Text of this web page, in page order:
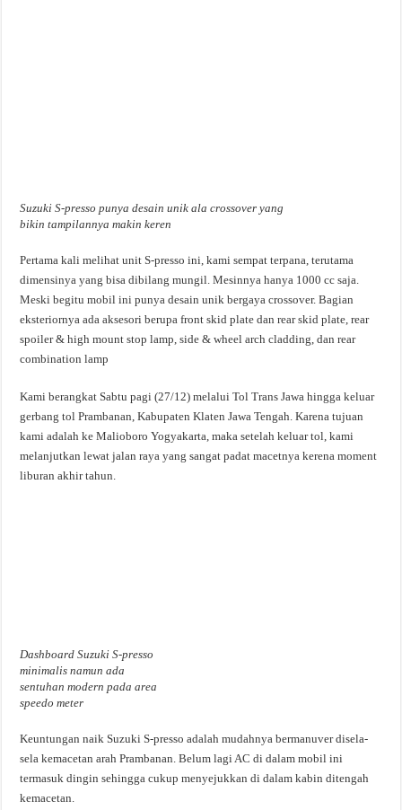
Suzuki S-presso punya desain unik ala crossover yang
bikin tampilannya makin keren
Pertama kali melihat unit S-presso ini, kami sempat terpana, terutama
dimensinya yang bisa dibilang mungil. Mesinnya hanya 1000 cc saja.
Meski begitu mobil ini punya desain unik bergaya crossover. Bagian
eksteriornya ada aksesori berupa front skid plate dan rear skid plate, rear
spoiler & high mount stop lamp, side & wheel arch cladding, dan rear
combination lamp
Kami berangkat Sabtu pagi (27/12) melalui Tol Trans Jawa hingga keluar
gerbang tol Prambanan, Kabupaten Klaten Jawa Tengah. Karena tujuan
kami adalah ke Malioboro Yogyakarta, maka setelah keluar tol, kami
melanjutkan lewat jalan raya yang sangat padat macetnya kerena moment
liburan akhir tahun.
Dashboard Suzuki S-presso
minimalis namun ada
sentuhan modern pada area
speedo meter
Keuntungan naik Suzuki S-presso adalah mudahnya bermanuver disela-
sela kemacetan arah Prambanan. Belum lagi AC di dalam mobil ini
termasuk dingin sehingga cukup menyejukkan di dalam kabin ditengah
kemacetan.